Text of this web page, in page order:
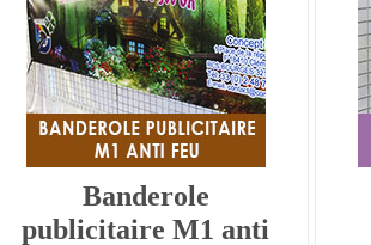
Banderole
publicitaire M1 anti